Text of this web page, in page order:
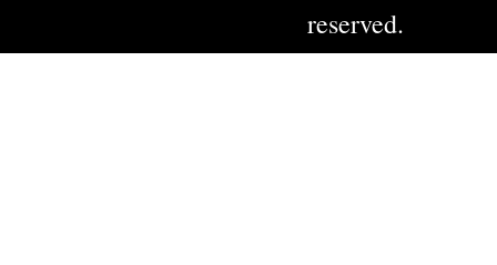
reserved.